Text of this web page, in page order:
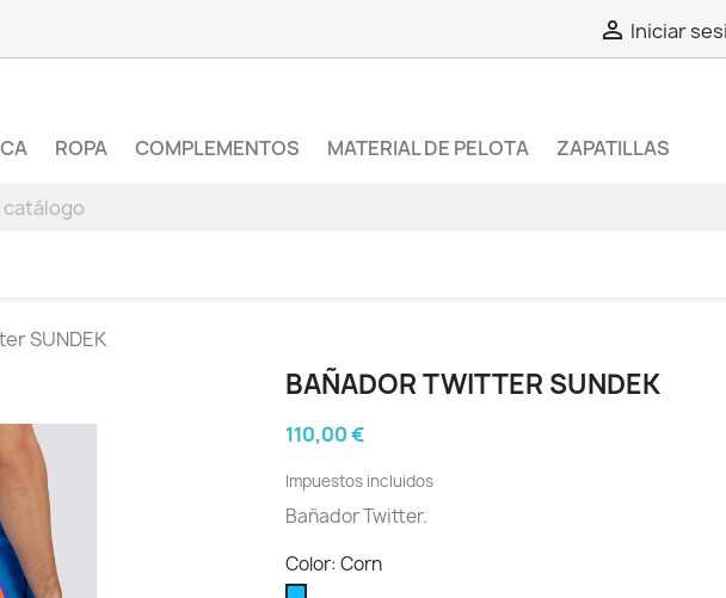
 Iniciar
ROPA COMPLEMENTOS MATERIAL DE PELOTA ZAPATILLAS
SUNDEK
BAÑADOR TWITTER SUNDEK
110,00 €
Impuestos incluidos
Bañador Twitter.
Color: Corn